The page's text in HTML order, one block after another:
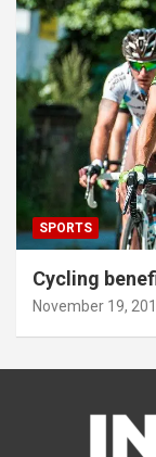
SPORTS
Cycling
November 19,